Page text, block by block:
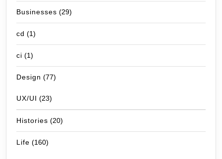
Businesses (29)
cd (1)
ci (1)
Design (77)
UX/UI (23)
Histories (20)
Life (160)